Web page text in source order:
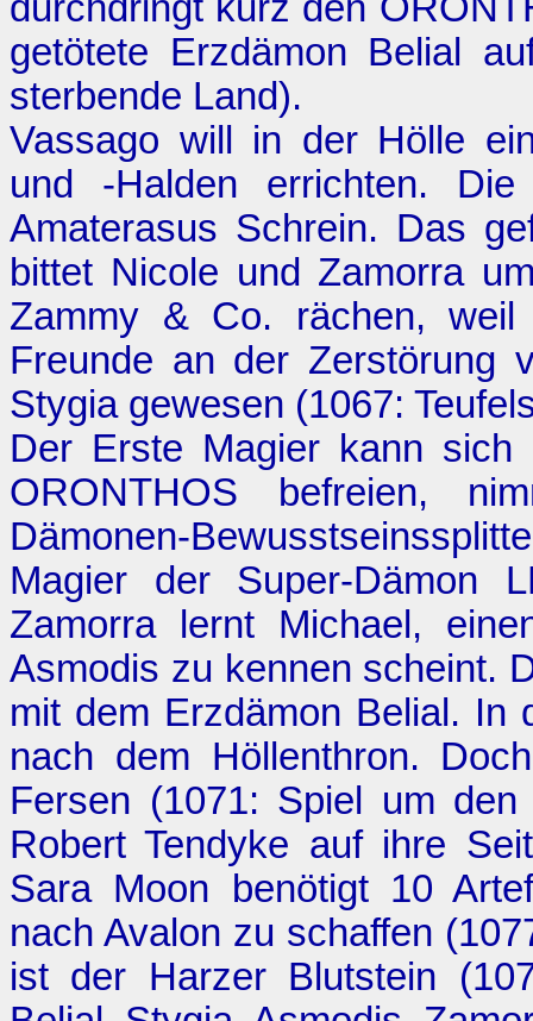
getötete Erzdämon Belial
sterbende Land).
Vassago will in der Hölle
und -Halden errichten.
Amaterasus Schrein. Das
bittet Nicole und Zamorra
Zammy & Co. rächen,
Freunde an der Zerstörung
Stygia gewesen (1067:
Der Erste Magier kann sich
ORONTHOS befreien,
Dämonen-
Magier der Super-Dämon
Zamorra lernt Michael,
Asmodis zu kennen scheint.
mit dem Erzdämon Belial. In
nach dem Höllenthron.
Fersen (1071: Spiel um den
Robert Tendyke auf ihre
Sara Moon benötigt 10
nach Avalon zu schaffen
ist der Harzer Blutstein